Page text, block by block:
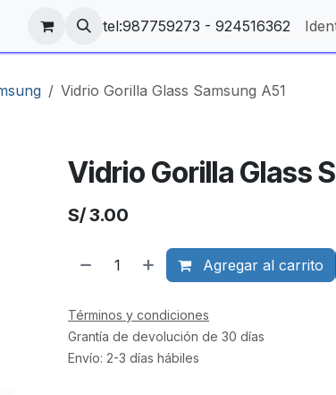
tel:987759273 - 924516362
Vidrio Gorilla Glass Samsung A51
Vidrio Gorilla Glass
S/3.00
Agregar al carrito
Términos y condiciones
Grantía de devolución de 30 días
Envío: 2-3 días hábiles